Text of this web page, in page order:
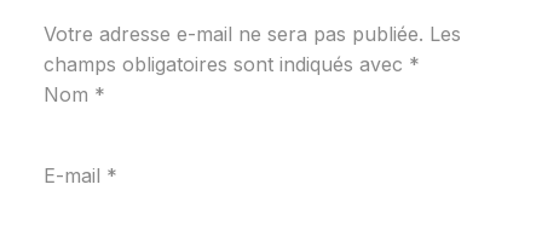
Votre adresse e-mail ne sera pas publiée. Les
champs obligatoires sont indiqués avec *
Nom *
E-mail *